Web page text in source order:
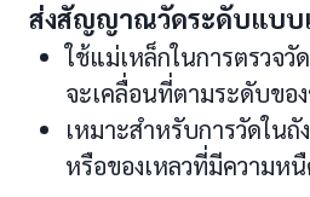
ส่งสัญญาณวัดระดับแบบ
ใช้แม่เหล็กในการตรวจวั
จะเคลื่อนที่ตามระดับของ
เหมาะสำหรับการวัดใน
หรือของเหลวที่มีความหนื